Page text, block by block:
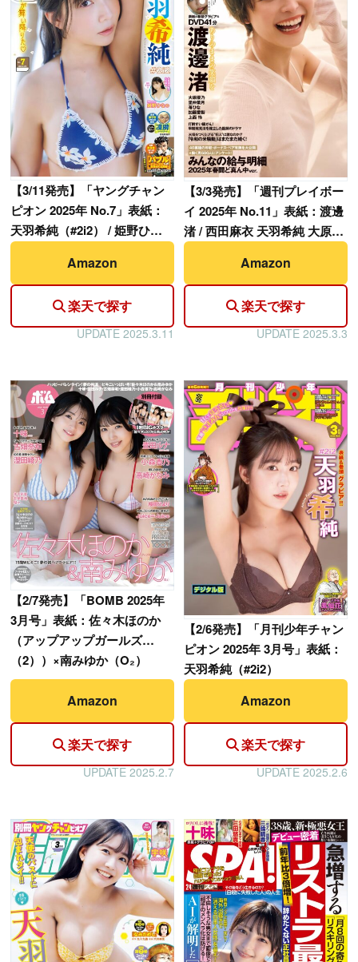
【3/11発売】「ヤングチャン
ピオン 2025年 No.7」表紙：
天羽希純（#2i2） / 姫野ひな
の（#Mooove!）
Amazon
楽天で探す
UPDATE 2025.3.11
【3/3発売】「週刊プレイボー
イ 2025年 No.11」表紙：渡邊
渚 / 西田麻衣 天羽希純 大原優
乃 etc.
Amazon
楽天で探す
UPDATE 2025.3.3
【2/7発売】「BOMB 2025年
3月号」表紙：佐々木ほのか
（アップアップガールズ
（2））×南みゆか（O₂）
Amazon
楽天で探す
UPDATE 2025.2.7
【2/6発売】「月刊少年チャン
ピオン 2025年 3月号」表紙：
天羽希純（#2i2）
Amazon
楽天で探す
UPDATE 2025.2.6